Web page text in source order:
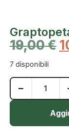
19,00€
7 disponibili
−